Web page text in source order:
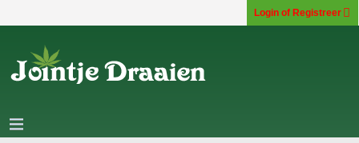
Login of Registreer